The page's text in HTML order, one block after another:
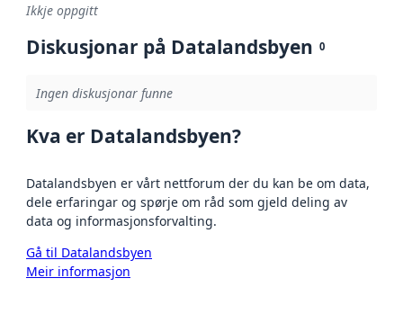
Ikkje oppgitt
Diskusjonar på Datalandsbyen 0
Ingen diskusjonar funne
Kva er Datalandsbyen?
Datalandsbyen er vårt nettforum der du kan be om data,
dele erfaringar og spørje om råd som gjeld deling av
data og informasjonsforvalting.
Gå til Datalandsbyen
Meir informasjon